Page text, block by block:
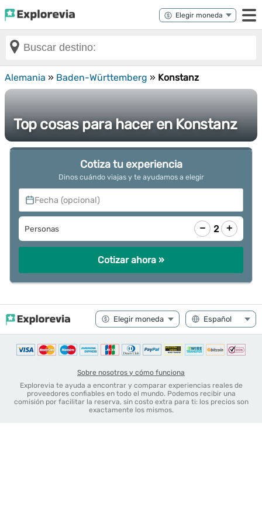
Alemania » Baden-Württemberg » Konstanz
Top cosas para hacer en Konstanz
Cotiza tu experiencia
Dinos cuándo viajas y te ayudamos a elegir
Fecha (opcional)
Personas − 2 +
Cotizar ahora »
Sobre nosotros y cómo funciona
Explorevia te ayuda a encontrar y comparar experiencias reales de
proveedores confiables en todo el mundo. Podemos recibir una
comisión por facilitar la reserva, sin costo extra para ti: los precios son
exactamente los mismos.